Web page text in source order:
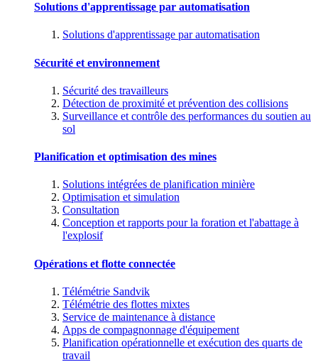
Solutions d'apprentissage par automatisation
Solutions d'apprentissage par automatisation
Sécurité et environnement
Sécurité des travailleurs
Détection de proximité et prévention des collisions
Surveillance et contrôle des performances du soutien au
sol
Planification et optimisation des mines
Solutions intégrées de planification minière
Optimisation et simulation
Consultation
Conception et rapports pour la foration et l'abattage à
l'explosif
Opérations et flotte connectée
Télémétrie Sandvik
Télémétrie des flottes mixtes
Service de maintenance à distance
Apps de compagnonnage d'équipement
Planification opérationnelle et exécution des quarts de
travail